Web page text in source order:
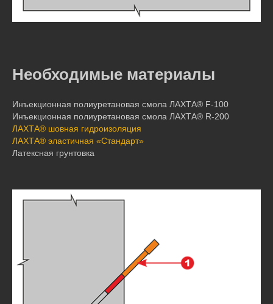
Необходимые материалы
Инъекционная полиуретановая смола ЛАХТА® F-100
Инъекционная полиуретановая смола ЛАХТА® R-200
ЛАХТА® шовная гидроизоляция
ЛАХТА® эластичная «Стандарт»
Латексная грунтовка